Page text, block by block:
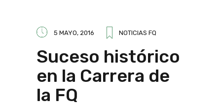
5 MAYO, 2016 NOTICIAS FQ
Suceso histórico
en la Carrera de
la FQ